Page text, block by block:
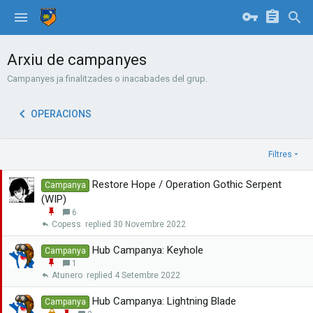
Arxiu de campanyes
Campanyes ja finalitzades o inacabades del grup.
OPERACIONS
Filtres
Campanya
Restore Hope / Operation Gothic Serpent
(WIP)
n
g
a
n
a
r
6
30 Novembre 2022
Copess
Campanya Hub Campanya: Keyhole
n
g
a
n
1
4 Setembre 2022
Atunero
Campanya Hub Campanya: Lightning Blade